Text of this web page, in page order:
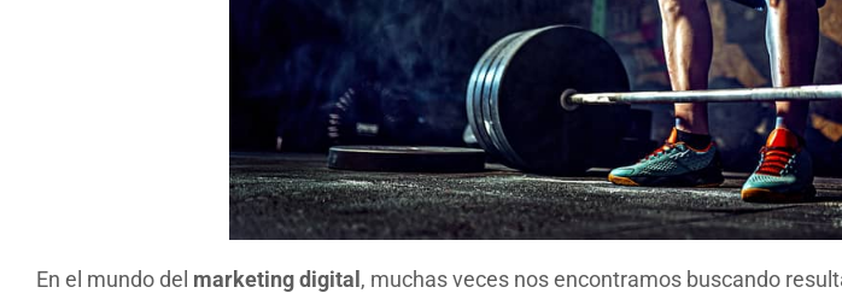
En el mundo del marketing digital, muchas veces nos encontramos buscando